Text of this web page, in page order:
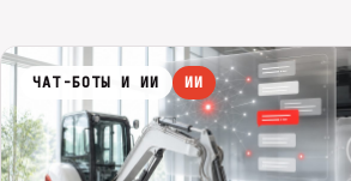
ЧАТ-БОТЫ И ИИ ИИ